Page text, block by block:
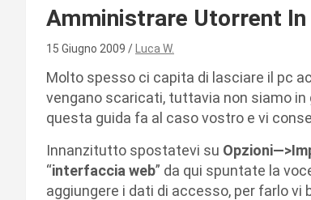
Amministrare Utorrent In
15 Giugno 2009 Luca W.
Molto spesso ci capita di lasciare il pc
vengano scaricati, tuttavia non siamo
questa guida fa al caso vostro e vi
Innanzitutto spostatevi su
“interfaccia web” da qui spuntate la
aggiungere i dati di accesso, per farlo vi